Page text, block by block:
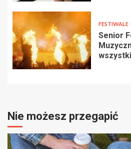
FESTIWALE
Senior
Nie możesz przegapić